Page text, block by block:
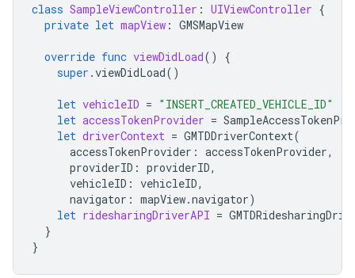
class SampleViewController : UIViewController {
private let mapView : GMSMapView
override func viewDidLoad()
{
super .viewDidLoad()
let vehicleID = "INSERT_CREATED_VEHICLE_ID"
let accessTokenProvider =
let driverContext = GMTDDriverContext(
accessTokenProvider : accessTokenProvider,
providerID : providerID,
vehicleID : vehicleID,
navigator : mapView.navigator)
let ridesharingDriverAPI =
}
}